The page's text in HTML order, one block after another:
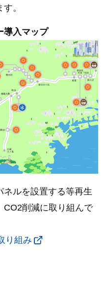
。
導入マップ
ルを設置する等再生
CO2削減に取り組んで
り組み